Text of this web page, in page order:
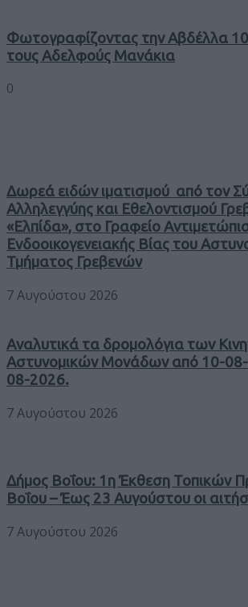
Φωτογραφίζοντας την Αβδέλλα
τους Αδελφούς Μανάκια
0
Δωρεά ειδών ιματισμού από τον
Αλληλεγγύης και Εθελοντισμού
«Ελπίδα», στο Γραφείο
Ενδοοικογενειακής Βίας του
Τμήματος Γρεβενών
7 Αυγούστου 2026
Αναλυτικά τα δρομολόγια των
Αστυνομικών Μονάδων από 10-
08-2026.
7 Αυγούστου 2026
Δήμος Βοΐου: 1η Έκθεση Τοπικών
Βοΐου – Έως 23 Αυγούστου οι
7 Αυγούστου 2026